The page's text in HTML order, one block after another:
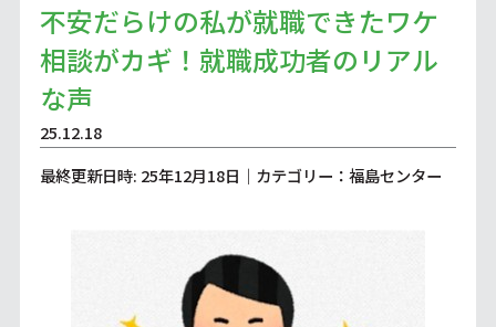
不安だらけの私が就職できたワケ
相談がカギ！就職成功者のリアル
な声
25.12.18
最終更新日時: 25年12月18日｜カテゴリー：福島センター